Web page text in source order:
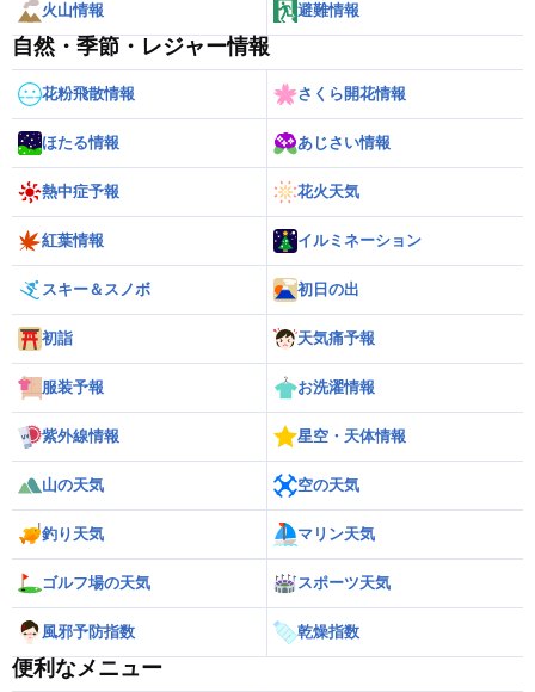
火山情報 避難情報
自然・季節・レジャー情報
花粉飛散情報 さくら開花情報
ほたる情報 あじさい情報
熱中症予報 花火天気
紅葉情報 イルミネーション
スキー＆スノボ 初日の出
初詣 天気痛予報
服装予報 お洗濯情報
紫外線情報 星空・天体情報
山の天気 空の天気
釣り天気 マリン天気
ゴルフ場の天気 スポーツ天気
風邪予防指数 乾燥指数
便利なメニュー